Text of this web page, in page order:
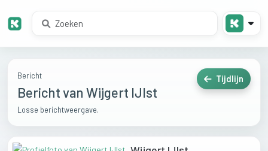
Bericht
Bericht van Wijgert IJlst
Losse berichtweergave.
Tijdlijn